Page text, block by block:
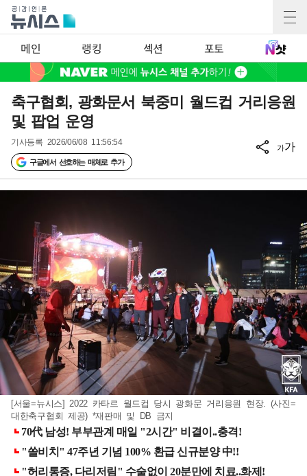
메인 랭킹 섹션 포토
축구협회, 광화문서 북중미 월드컵 거리응원
및 팝업 운영
기사등록 2026/06/08 11:56:54
구글에서 선호하는 매체로 추가
가가
[서울=뉴시스] 2022 카타르 월드컵 당시 광화문 거리응원 현장. (사진=
대한축구협회 제공) *재판매 및 DB 금지